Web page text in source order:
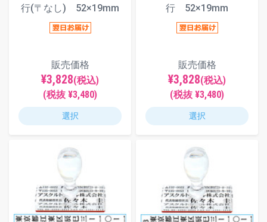
行(〒なし) 52×19mm
販売価格
¥3,828(税込)
(税抜 ¥3,480)
選択
行 52×19mm
販売価格
¥3,828(税込)
(税抜 ¥3,480)
選択